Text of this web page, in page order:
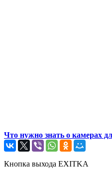
Что нужно знать о камерах
Кнопка выхода EXITKA